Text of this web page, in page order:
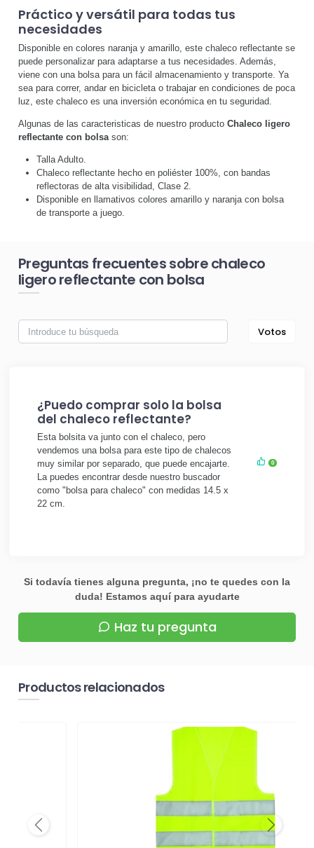
Práctico y versátil para todas tus
necesidades
Disponible en colores naranja y amarillo, este chaleco reflectante se
puede personalizar para adaptarse a tus necesidades. Además,
viene con una bolsa para un fácil almacenamiento y transporte. Ya
sea para correr, andar en bicicleta o trabajar en condiciones de poca
luz, este chaleco es una inversión económica en tu seguridad.
Algunas de las caracteristicas de nuestro producto Chaleco ligero
reflectante con bolsa son:
Talla Adulto.
Chaleco reflectante hecho en poliéster 100%, con bandas
reflectoras de alta visibilidad, Clase 2.
Disponible en llamativos colores amarillo y naranja con bolsa
de transporte a juego.
Preguntas frecuentes sobre chaleco
ligero reflectante con bolsa
Votos
¿Puedo comprar solo la bolsa
del chaleco reflectante?
Esta bolsita va junto con el chaleco, pero
vendemos una bolsa para este tipo de chalecos
muy similar por separado, que puede encajarte.
La puedes encontrar desde nuestro buscador
como "bolsa para chaleco" con medidas 14.5 x
22 cm.
0
Si todavía tienes alguna pregunta, ¡no te quedes con la
duda! Estamos aquí para ayudarte
Haz tu pregunta
Productos relacionados
Previous Next